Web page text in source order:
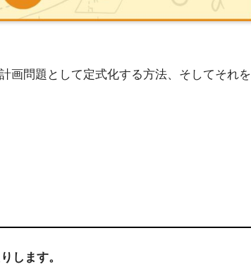
画問題として定式化する方法、そしてそれを
します。